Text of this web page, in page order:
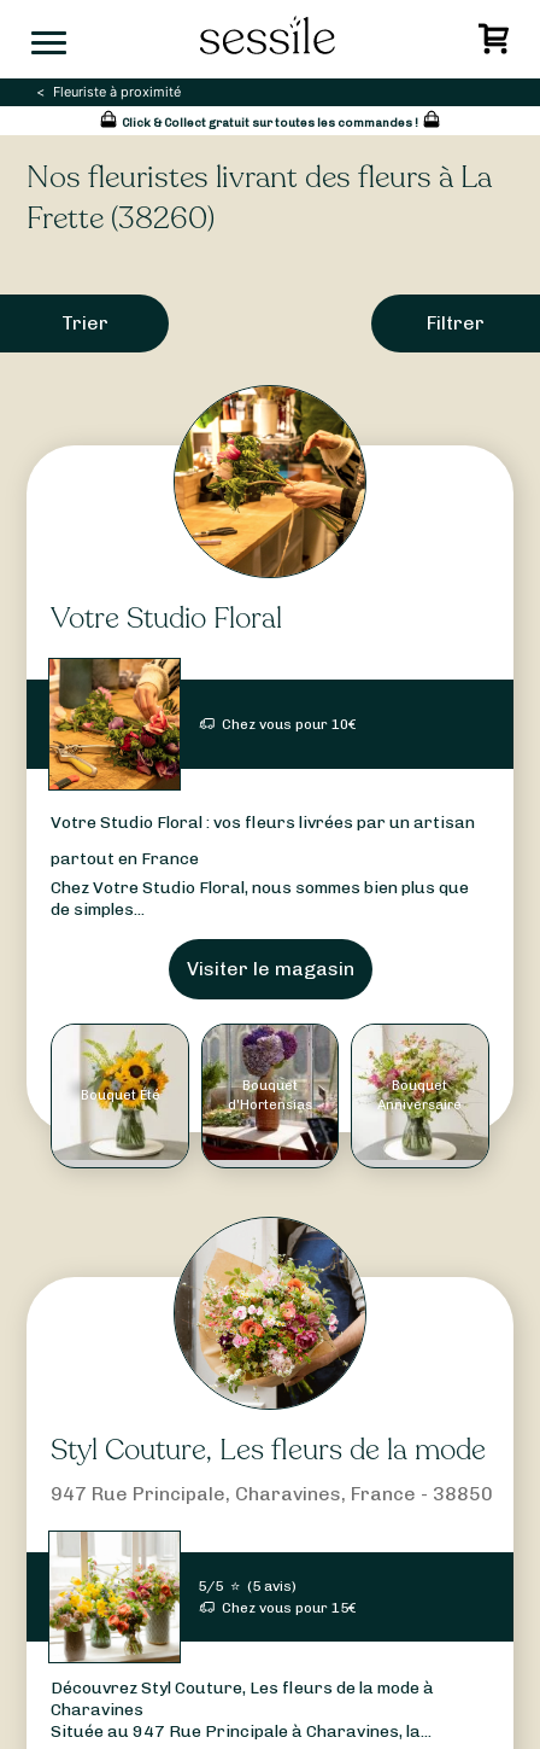
Fleuriste à proximité
Click & Collect gratuit sur toutes les commandes !
Nos fleuristes livrant des fleurs à La
Frette (38260)
Trier Filtrer
Votre Studio Floral
Chez vous pour10€
Votre Studio Floral : vos fleurs livrées par un artisan
partout en France
Chez Votre Studio Floral, nous sommes bien plus que
de simples...
Visiter le magasin
Bouquet Été
Bouquet
d'Hortensias
Bouquet
Anniversaire
Styl Couture, Les fleurs de la mode
947 Rue Principale, Charavines, France - 38850
5/5 ⭐ (5 avis)
Chez vous pour15€
Découvrez Styl Couture, Les fleurs de la mode à
Charavines
Située au 947 Rue Principale à Charavines, la...